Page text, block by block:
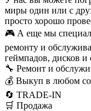
миры один или с
просто хорошо
🎮 А еще мы
ремонту и
геймпадов, дисков и
🔧 Ремонт и
💰 Выкуп в любом
🔄 TRADE-IN
🛒 Продажа